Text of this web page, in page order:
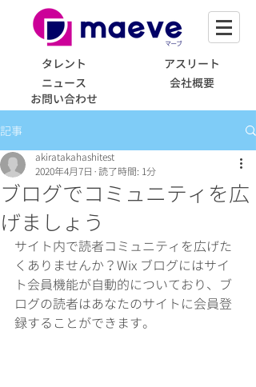
タレント
ニュース
アスリート
会社概要
お問い合わせ
記事
ブログでコミュニティを広
げましょう
akiratakahashitest
2020年4月7日 読了時間: 1分
サイト内で読者コミュニティを広げた
くありませんか？Wix ブログにはサイ
ト会員機能が自動的についており、ブ
ログの読者はあなたのサイトに会員登
録することができます。